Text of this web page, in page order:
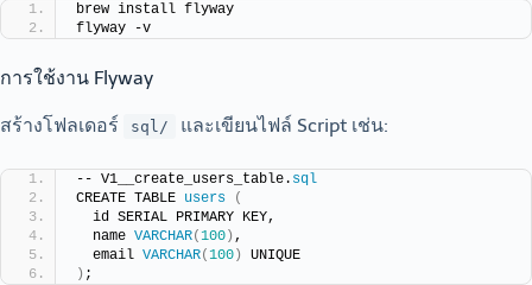
brew install flyway
flyway -v
การใช้งาน Flyway
สร้างโฟลเดอร์ sql/ และเขียนไฟล์ Script เช่น:
-- V1__create_users_table. sql
CREATE TABLE users
(
  id SERIAL PRIMARY KEY,
  name
VARCHAR(100 ) ,
  email
VARCHAR(100 )
UNIQUE
) ;